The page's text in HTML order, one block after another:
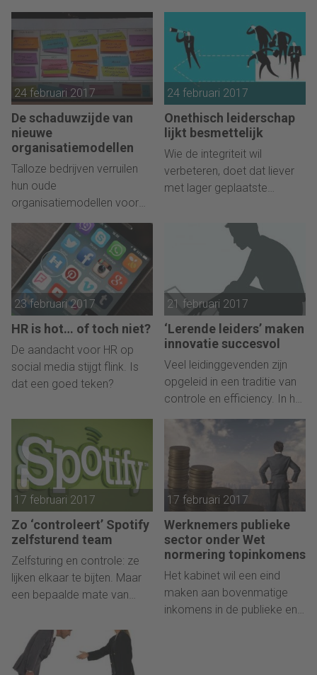
der Tang van
navigatiekoning TomTom
hiervoor?
maar als hardnekkig onkruid
blijven bestaan. Uiteindelijk
zullen ze wel het loodje
leggen. Of toch niet?
24 februari 2017
De schaduwzijde van
nieuwe
organisatiemodellen
Talloze bedrijven verruilen
hun oude
organisatiemodellen voor
een nieuw model rondom
lean, agile of zelfsturing.
Maar die ontwikkeling heeft
een keerzijde.
24 februari 2017
Onethisch leiderschap
lijkt besmettelijk
Wie de integriteit wil
verbeteren, doet dat liever
met lager geplaatste
management. Onethisch
leiderschap lijkt besmettelijk.
23 februari 2017
HR is hot… of toch niet?
De aandacht voor HR op
social media stijgt flink. Is
dat een goed teken?
21 februari 2017
‘Lerende leiders’ maken
innovatie succesvol
Veel leidinggevenden zijn
opgeleid in een traditie van
controle en efficiency. In het
innovatietijdperk werkt dat
niet meer. Daar is ‘lerend
leiderschap’ de norm.
17 februari 2017
Zo ‘controleert’ Spotify
zelfsturend team
Zelfsturing en controle: ze
lijken elkaar te bijten. Maar
een bepaalde mate van
teams is essentieel om
chaos te voorkomen.
Spotify heeft de perfecte
17 februari 2017
Werknemers publieke
sector onder Wet
normering topinkomens
Het kabinet wil een eind
maken aan bovenmatige
inkomens in de publieke en